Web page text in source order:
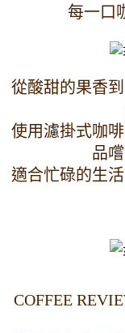
每一口
從酸甜的果香
使用濾掛式咖
品
適合忙碌的生
COFFEE